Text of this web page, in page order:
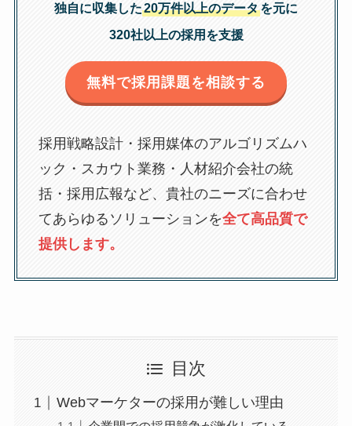
独自に収集した20万件以上のデータを元に
320社以上の採用を支援
無料で採用課題を相談する
採用戦略設計・採用媒体のアルゴリズムハ
ック・スカウト業務・人材紹介会社の統
括・採用広報など、貴社のニーズに合わせ
てあらゆるソリューションを全て高品質で
提供します。
目次
Webマーケターの採用が難しい理由